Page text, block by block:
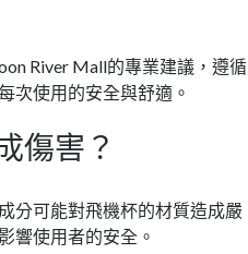
River Mall的專業建議，遵循
次使用的安全與舒適。
傷害？
分可能對飛機杯的材質造成嚴
響使用者的安全。